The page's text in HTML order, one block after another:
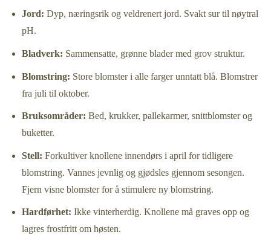
Jord: Dyp, næringsrik og veldrenert jord. Svakt sur til nøytral
pH.
Bladverk: Sammensatte, grønne blader med grov struktur.
Blomstring: Store blomster i alle farger unntatt blå. Blomstrer
fra juli til oktober.
Bruksområder: Bed, krukker, pallekarmer, snittblomster og
buketter.
Stell: Forkultiver knollene innendørs i april for tidligere
blomstring. Vannes jevnlig og gjødsles gjennom sesongen.
Fjern visne blomster for å stimulere ny blomstring.
Hardførhet: Ikke vinterherdig. Knollene må graves opp og
lagres frostfritt om høsten.